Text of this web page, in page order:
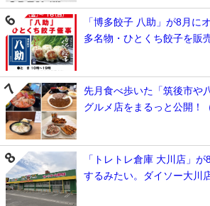
「博多餃子 八助」が8月に
多名物・ひとくち餃子を販
先月食べ歩いた「筑後市や
グルメ店をまるっと公開！
「トレトレ倉庫 大川店」
するみたい。ダイソー大川